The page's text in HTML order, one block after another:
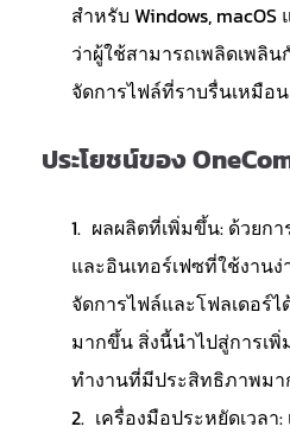
สำหรับ Windows,
ว่าผู้ใช้สามารถเพลิดเพลิ
จัดการไฟล์ที่ราบรื่นเหมื
ประโยชน์ของ
ผลผลิตที่เพิ่มขึ้น: ด้วยก
และอินเทอร์เฟซที่ใช้งาน
จัดการไฟล์และโฟลเดอร์
มากขึ้น สิ่งนี้นำไปสู่การเ
ทำงานที่มีประสิทธิภาพม
เครื่องมือประหยัดเวล